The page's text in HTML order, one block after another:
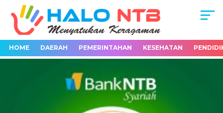
HOME DAERAH PEMERINTAHAN KESEHATAN